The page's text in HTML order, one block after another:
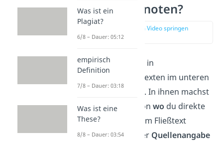
Was sind Fußnoten?
zur Stelle im Video springen
(00:13)
Fußnotenfindest du in
wissenschaftlichen Texten im unteren
Abschnitt einer Seite. In ihnen machst
du Angaben dazu, von wo du direkte
und indirekte Zitate im Fließtext
herhast. Diese Art der Quellenangabe
Was ist ein
Plagiat?
6/8 – Dauer: 05:12
empirisch
Definition
7/8 – Dauer: 03:18
Was ist eine
These?
8/8 – Dauer: 03:54